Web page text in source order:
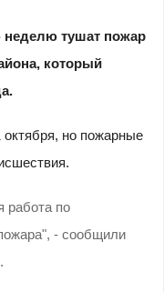
неделю тушат пожар
который
октября, но пожарные
работа по
- сообщили